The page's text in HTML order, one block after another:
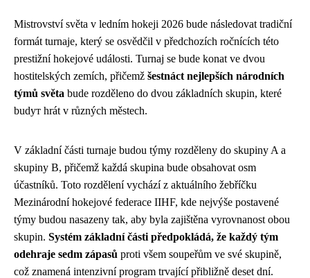
Mistrovství světa v ledním hokeji 2026 bude následovat tradiční
formát turnaje, který se osvědčil v předchozích ročnících této
prestižní hokejové události. Turnaj se bude konat ve dvou
hostitelských zemích, přičemž šestnáct nejlepších národních
týmů světa bude rozděleno do dvou základních skupin, které
budут hrát v různých městech.
V základní části turnaje budou týmy rozděleny do skupiny A a
skupiny B, přičemž každá skupina bude obsahovat osm
účastníků. Toto rozdělení vychází z aktuálního žebříčku
Mezinárodní hokejové federace IIHF, kde nejvýše postavené
týmy budou nasazeny tak, aby byla zajištěna vyrovnanost obou
skupin. Systém základní části předpokládá, že každý tým
odehraje sedm zápasů proti všem soupeřům ve své skupině,
což znamená intenzivní program trvající přibližně deset dní.